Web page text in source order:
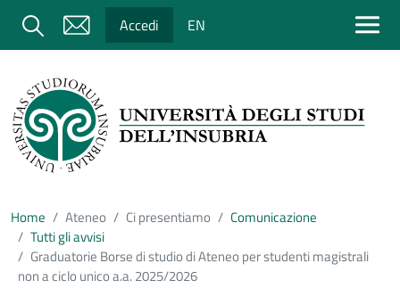
Salta al contenuto principale
Cerca Accedi EN
Home Ateneo Ci presentiamo
Comunicazione
Tutti gli avvisi
Graduatorie Borse di studio di Ateneo per studenti magistrali
non a ciclo unico a.a. 2025/2026